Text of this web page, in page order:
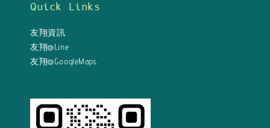
Quick Links
友翔資訊
友翔@Line
友翔@GoogleMaps